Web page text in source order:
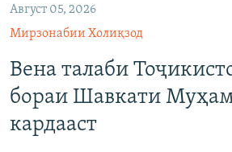
Август 05, 2026
Мирзонабии Холиқзод
Вена талаби
бораи Шавкати
кардааст